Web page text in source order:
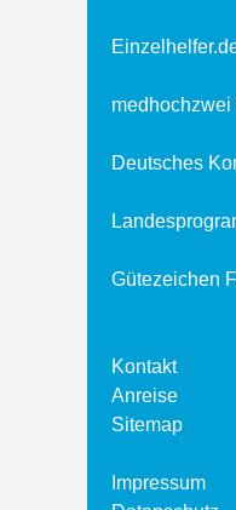
medhochzwei
Deutsches
Gütezeichen
Kontakt
Anreise
Sitemap
Impressum